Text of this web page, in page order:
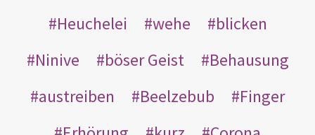
Heuchelei wehe
blicken
Ninive
böser Geist
Behausung
austreiben
Beelzebub
Finger